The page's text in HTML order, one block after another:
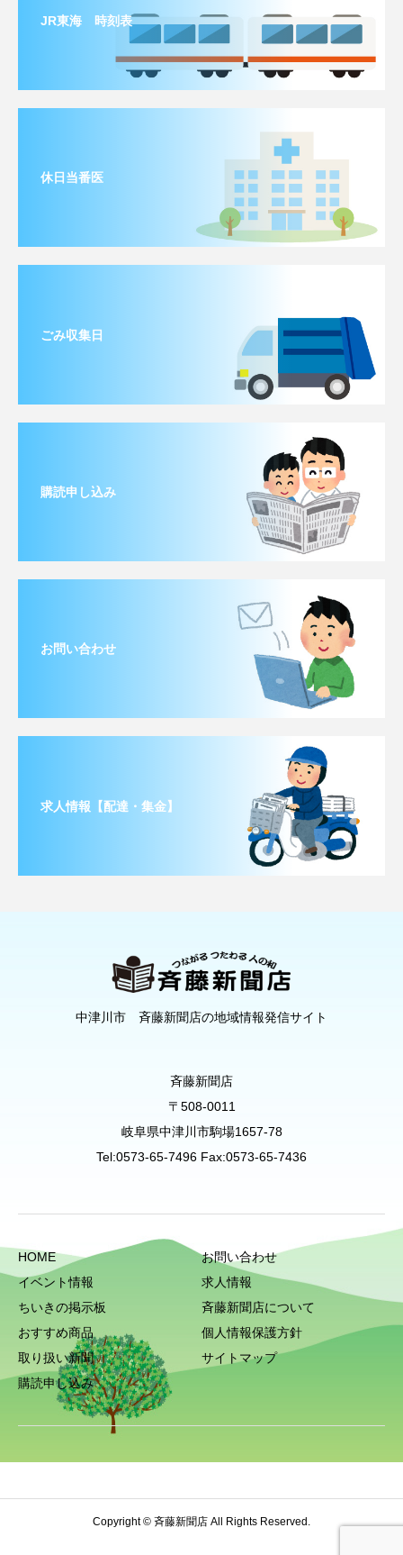
JR東海 時刻表
休日当番医
ごみ収集日
購読申し込み
お問い合わせ
求人情報【配達・集金】
中津川市 斉藤新聞店の地域情報発信サイト
斉藤新聞店
〒508-0011
岐阜県中津川市駒場1657-78
Tel:0573-65-7496 Fax:0573-65-7436
HOME
イベント情報
ちいきの掲示板
おすすめ商品
取り扱い新聞
購読申し込み
お問い合わせ
求人情報
斉藤新聞店について
個人情報保護方針
サイトマップ
Copyright © 斉藤新聞店 All Rights Reserved.